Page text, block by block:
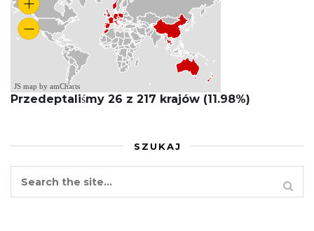
JS map by amCharts
Przedeptaliśmy 26 z 217 krajów (11.98%)
SZUKAJ